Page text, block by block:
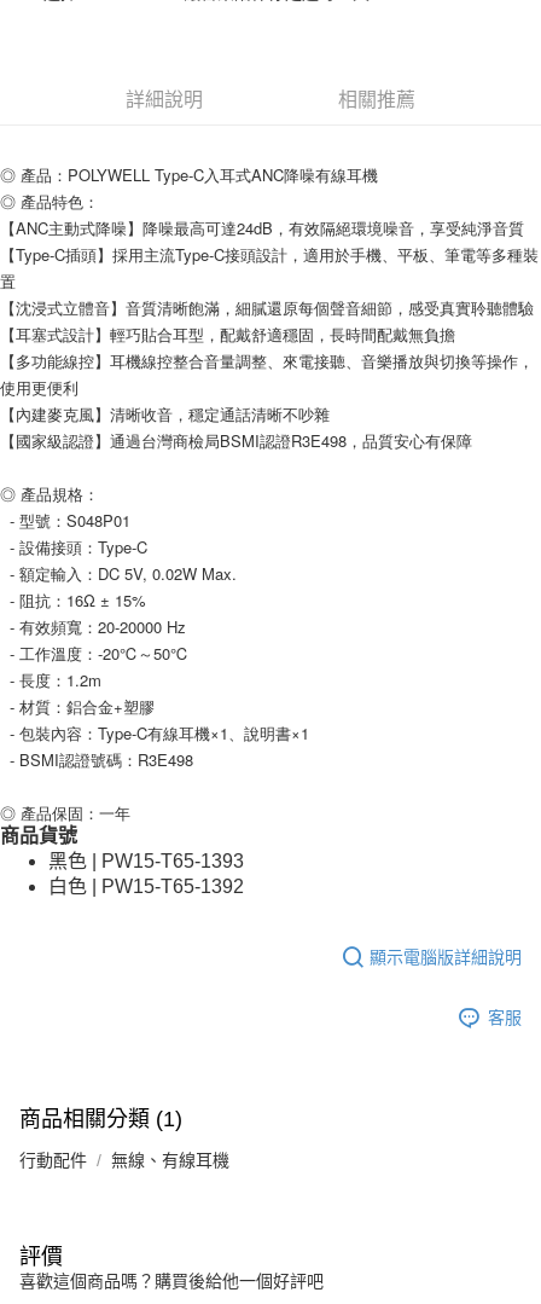
7-11取貨付款
每筆NT$80，滿NT$599(含以上)免運費
付款後7-11取貨
每筆NT$80，滿NT$599(含以上)免運費
宅配
每筆NT$100，滿NT$599(含以上)免運費
詳細說明 相關推薦
◎ 產品：POLYWELL Type-C入耳式ANC降噪有線耳機
◎ 產品特色：
【ANC主動式降噪】降噪最高可達24dB，有效隔絕環境噪音，享受純淨音質
【Type-C插頭】採用主流Type-C接頭設計，適用於手機、平板、筆電等多種裝
置
【沈浸式立體音】音質清晰飽滿，細膩還原每個聲音細節，感受真實聆聽體驗
【耳塞式設計】輕巧貼合耳型，配戴舒適穩固，長時間配戴無負擔
【多功能線控】耳機線控整合音量調整、來電接聽、音樂播放與切換等操作，
使用更便利
【內建麥克風】清晰收音，穩定通話清晰不吵雜
【國家級認證】通過台灣商檢局BSMI認證R3E498，品質安心有保障
◎ 產品規格：
- 型號：S048P01
- 設備接頭：Type-C
- 額定輸入：DC 5V, 0.02W Max.
- 阻抗：16Ω ± 15%
- 有效頻寬：20-20000 Hz
- 工作溫度：-20℃～50℃
- 長度：1.2m
- 材質：鋁合金+塑膠
- 包裝內容：Type-C有線耳機×1、說明書×1
- BSMI認證號碼：R3E498
◎ 產品保固：一年
商品貨號
黑色 | PW15-T65-1393
白色 | PW15-T65-1392
顯示電腦版詳細說明
客服
商品相關分類 (1)
行動配件 無線、有線耳機
評價
喜歡這個商品嗎？購買後給他一個好評吧